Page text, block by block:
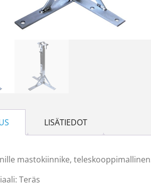
LISÄTIEDOT
mastokiinnike,
Teräs